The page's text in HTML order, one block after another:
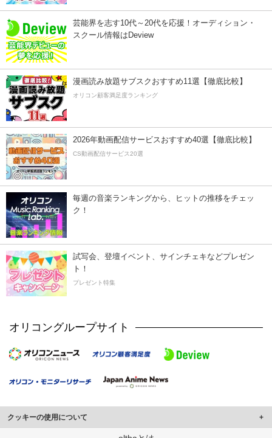
芸能界を志す10代～20代を応援！オーディション・
スクール情報はDeview
漫画読み放題サブスクおすすめ11選【徹底比較】
オリコン顧客満足度ランキング
2026年動画配信サービスおすすめ40選【徹底比較】
CS動画配信サービス20選
毎週の音楽ランキングから、ヒットの推移をチェッ
ク！
試写会、登壇イベント、サインチェキなどプレゼン
ト！
プレゼント特集
オリコングループサイト
クッキーの使用について